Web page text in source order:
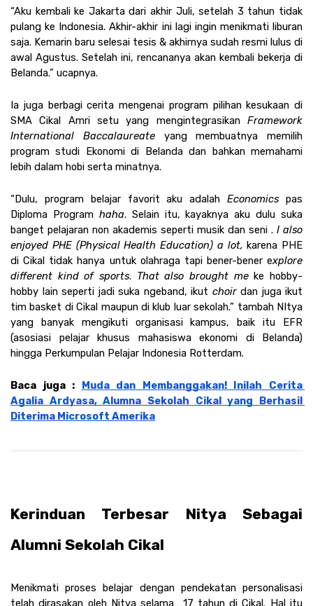
“Aku kembali ke Jakarta dari akhir Juli, setelah 3 tahun tidak
pulang ke Indonesia. Akhir-akhir ini lagi ingin menikmati liburan
saja. Kemarin baru selesai tesis & akhirnya sudah resmi lulus di
awal Agustus. Setelah ini, rencananya akan kembali bekerja di
Belanda.” ucapnya.
Ia juga berbagi cerita mengenai program pilihan kesukaan di
SMA Cikal Amri setu yang mengintegrasikan Framework
International Baccalaureate yang membuatnya memilih
program studi Ekonomi di Belanda dan bahkan memahami
lebih dalam hobi serta minatnya.
“Dulu, program belajar favorit aku adalah Economics pas
Diploma Program haha. Selain itu, kayaknya aku dulu suka
banget pelajaran non akademis seperti musik dan seni . I also
enjoyed PHE (Physical Health Education) a lot, karena PHE
di Cikal tidak hanya untuk olahraga tapi bener-bener explore
different kind of sports. That also brought me ke hobby-
hobby lain seperti jadi suka ngeband, ikut choir dan juga ikut
tim basket di Cikal maupun di klub luar sekolah.” tambah NItya
yang banyak mengikuti organisasi kampus, baik itu EFR
(asosiasi pelajar khusus mahasiswa ekonomi di Belanda)
hingga Perkumpulan Pelajar Indonesia Rotterdam.
Baca juga : Muda dan Membanggakan! Inilah Cerita
Agalia Ardyasa, Alumna Sekolah Cikal yang Berhasil
Diterima Microsoft Amerika
Kerinduan Terbesar Nitya Sebagai
Alumni Sekolah Cikal
Menikmati proses belajar dengan pendekatan personalisasi
telah dirasakan oleh Nitya selama  17 tahun di Cikal. Hal itu